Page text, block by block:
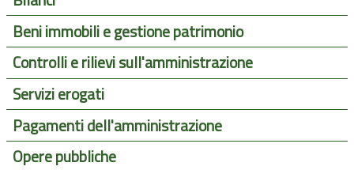
Beni immobili e gestione patrimonio
Controlli e rilievi sull'amministrazione
Servizi erogati
Pagamenti dell'amministrazione
Opere pubbliche